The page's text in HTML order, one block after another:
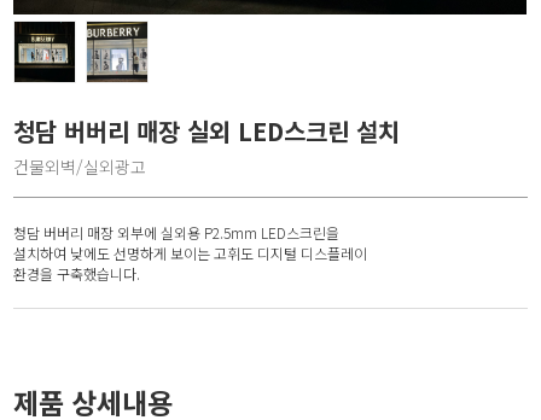
청담 버버리 매장 실외 LED스크린 설치
건물외벽/실외광고
청담 버버리 매장 외부에 실외용 P2.5mm LED스크린을
설치하여 낮에도 선명하게 보이는 고휘도 디지털 디스플레이
환경을 구축했습니다.
제품 상세내용